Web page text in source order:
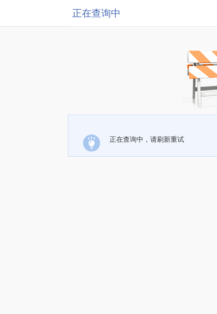
正在查询中
正在查询中，请刷新重试